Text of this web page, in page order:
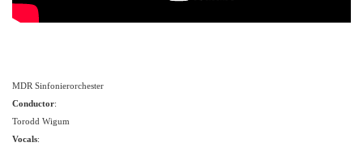
MDR Sinfonierorchester
Conductor:
Torodd Wigum
Vocals: